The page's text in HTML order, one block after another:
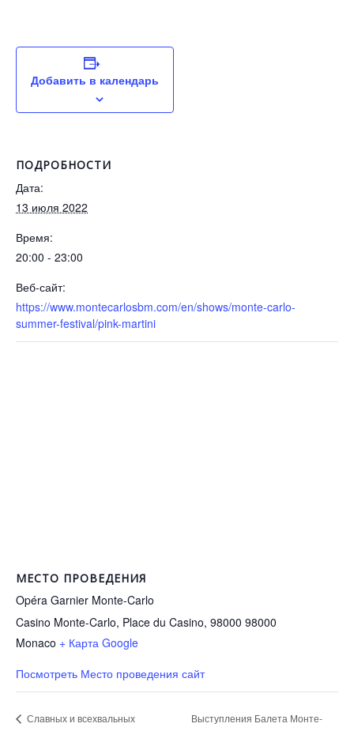
Добавить в календарь
ПОДРОБНОСТИ
Дата:
13 июля 2022
Время:
20:00 - 23:00
Веб-сайт:
https://www.montecarlosbm.com/en/shows/monte-carlo-
summer-festival/pink-martini
МЕСТО ПРОВЕДЕНИЯ
Opéra Garnier Monte-Carlo
Casino Monte-Carlo, Place du Casino, 98000 98000
Monaco + Карта Google
Посмотреть Место проведения сайт
Славных и всехвальных
Выступления Балета Монте-